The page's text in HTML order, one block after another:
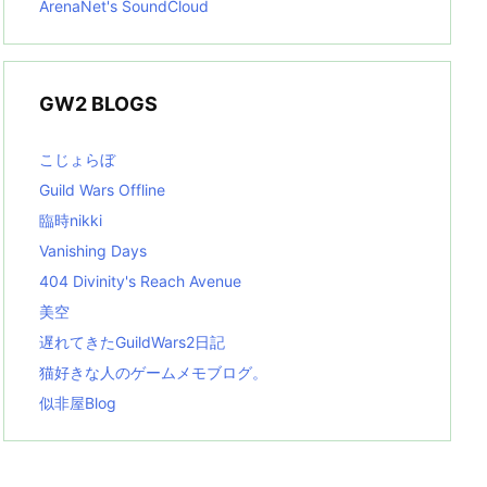
ArenaNet's SoundCloud
GW2 BLOGS
こじょらぼ
Guild Wars Offline
臨時nikki
Vanishing Days
404 Divinity's Reach Avenue
美空
遅れてきたGuildWars2日記
猫好きな人のゲームメモブログ。
似非屋Blog